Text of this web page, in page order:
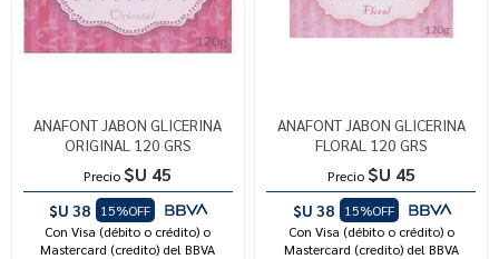
ANAFONT JABON GLICERINA
ORIGINAL 120 GRS
Precio $U 45
$U 38
15%OFF
Con Visa (débito o crédito) o
Mastercard (credito) del BBVA
ANAFONT JABON GLICERINA
FLORAL 120 GRS
Precio $U 45
$U 38
15%OFF
Con Visa (débito o crédito) o
Mastercard (credito) del BBVA